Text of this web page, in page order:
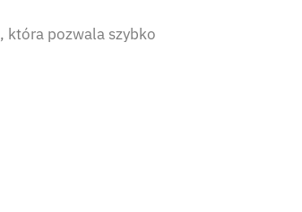
która pozwala szybko